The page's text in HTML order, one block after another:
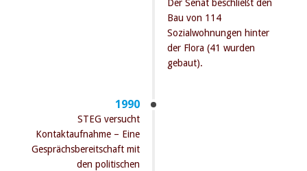
Der Senat beschließt den
Bau von 114
Sozialwohnungen hinter
der Flora (41 wurden
gebaut).
1990
STEG versucht
Kontaktaufnahme – Eine
Gesprächsbereitschaft mit
den politischen